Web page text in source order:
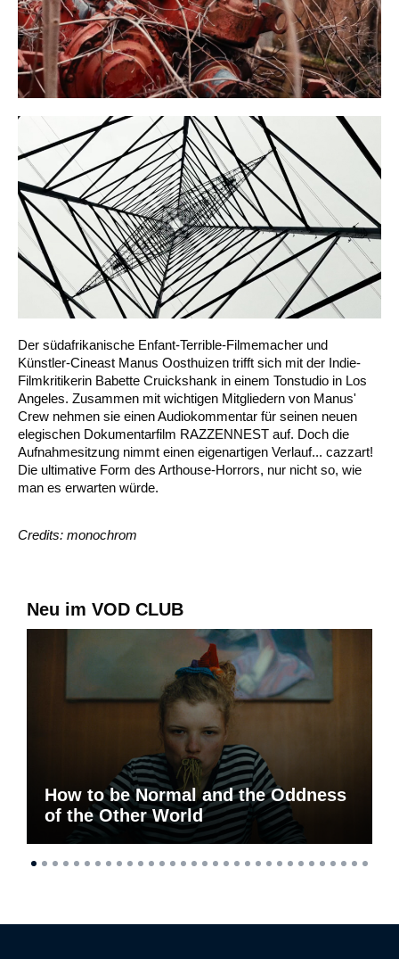
Der südafrikanische Enfant-Terrible-Filmemacher und
Künstler-Cineast Manus Oosthuizen trifft sich mit der Indie-
Filmkritikerin Babette Cruickshank in einem Tonstudio in Los
Angeles. Zusammen mit wichtigen Mitgliedern von Manus'
Crew nehmen sie einen Audiokommentar für seinen neuen
elegischen Dokumentarfilm RAZZENNEST auf. Doch die
Aufnahmesitzung nimmt einen eigenartigen Verlauf... cazzart!
Die ultimative Form des Arthouse-Horrors, nur nicht so, wie
man es erwarten würde.
Credits: monochrom
Neu im VOD CLUB
How to be Normal and the Oddness
of the Other World